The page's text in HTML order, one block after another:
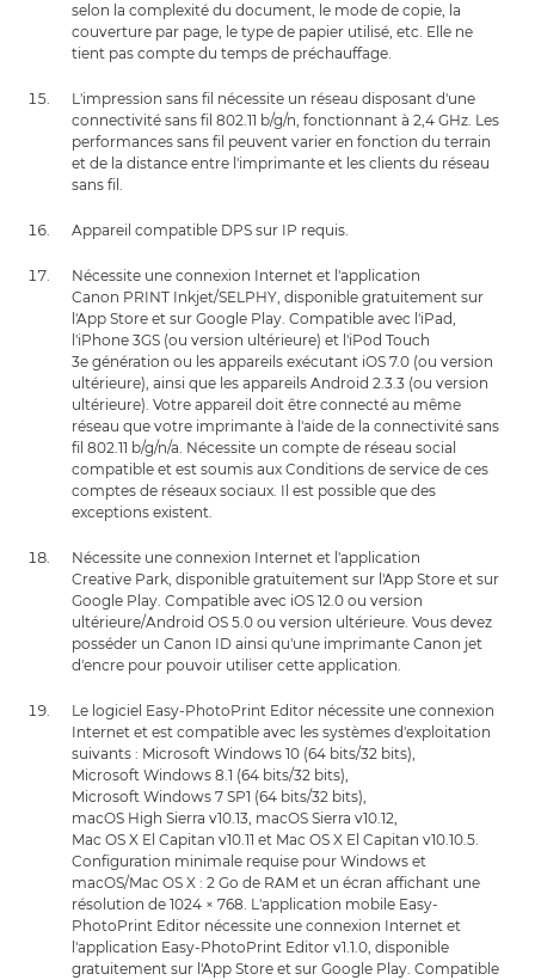
selon la complexité du document, le mode de copie, la
couverture par page, le type de papier utilisé, etc. Elle ne
tient pas compte du temps de préchauffage.
L'impression sans fil nécessite un réseau disposant d'une
connectivité sans fil 802.11 b/g/n, fonctionnant à 2,4 GHz. Les
performances sans fil peuvent varier en fonction du terrain
et de la distance entre l'imprimante et les clients du réseau
sans fil.
Appareil compatible DPS sur IP requis.
Nécessite une connexion Internet et l'application
Canon PRINT Inkjet/SELPHY, disponible gratuitement sur
l'App Store et sur Google Play. Compatible avec l'iPad,
l'iPhone 3GS (ou version ultérieure) et l'iPod Touch
3e génération ou les appareils exécutant iOS 7.0 (ou version
ultérieure), ainsi que les appareils Android 2.3.3 (ou version
ultérieure). Votre appareil doit être connecté au même
réseau que votre imprimante à l'aide de la connectivité sans
fil 802.11 b/g/n/a. Nécessite un compte de réseau social
compatible et est soumis aux Conditions de service de ces
comptes de réseaux sociaux. Il est possible que des
exceptions existent.
Nécessite une connexion Internet et l'application
Creative Park, disponible gratuitement sur l'App Store et sur
Google Play. Compatible avec iOS 12.0 ou version
ultérieure/Android OS 5.0 ou version ultérieure. Vous devez
posséder un Canon ID ainsi qu'une imprimante Canon jet
d'encre pour pouvoir utiliser cette application.
Le logiciel Easy-PhotoPrint Editor nécessite une connexion
Internet et est compatible avec les systèmes d'exploitation
suivants : Microsoft Windows 10 (64 bits/32 bits),
Microsoft Windows 8.1 (64 bits/32 bits),
Microsoft Windows 7 SP1 (64 bits/32 bits),
macOS High Sierra v10.13, macOS Sierra v10.12,
Mac OS X El Capitan v10.11 et Mac OS X El Capitan v10.10.5.
Configuration minimale requise pour Windows et
macOS/Mac OS X : 2 Go de RAM et un écran affichant une
résolution de 1024 × 768. L'application mobile Easy-
PhotoPrint Editor nécessite une connexion Internet et
l'application Easy-PhotoPrint Editor v1.1.0, disponible
gratuitement sur l'App Store et sur Google Play. Compatible